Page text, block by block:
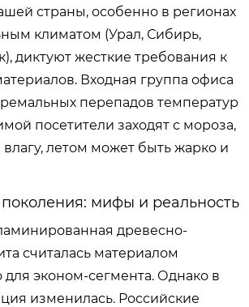
страны, особенно в регионах
климатом (Урал, Сибирь,
диктуют жесткие требования к
Входная группа офиса
перепадов температур
посетители заходят с мороза,
летом может быть жарко и
мифы и реальность
древесно-
считалась материалом
эконом-сегмента. Однако в
изменилась. Российские